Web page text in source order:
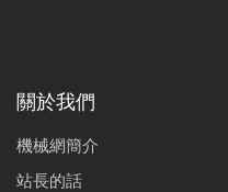
關於我們
機械網簡介
站長的話